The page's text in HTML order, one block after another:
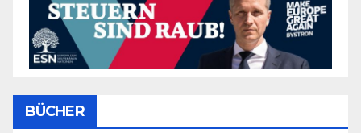
BÜCHER